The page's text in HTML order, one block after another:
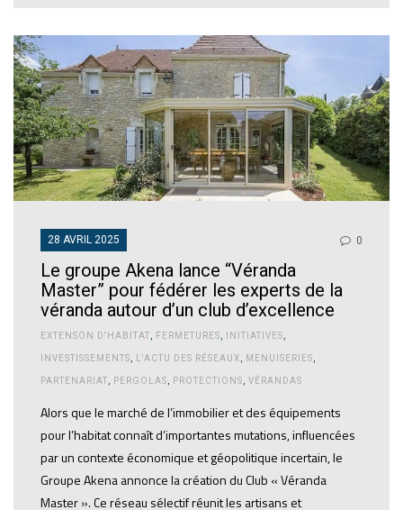
28 AVRIL 2025 0
Le groupe Akena lance “Véranda
Master” pour fédérer les experts de la
véranda autour d’un club d’excellence
EXTENSON D'HABITAT FERMETURES INITIATIVES
INVESTISSEMENTS L'ACTU DES RÉSEAUX MENUISERIES
PARTENARIAT PERGOLAS PROTECTIONS VÉRANDAS
Alors que le marché de l’immobilier et des équipements
pour l’habitat connaît d’importantes mutations, influencées
par un contexte économique et géopolitique incertain, le
Groupe Akena annonce la création du Club « Véranda
Master ». Ce réseau sélectif réunit les artisans et